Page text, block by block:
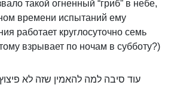
такой огненный “гриб” в небе,
времени испытаний ему
работает круглосуточно семь
взрывает по ночам в субботу?)
עוד סיבה למה להאמין שזה לא